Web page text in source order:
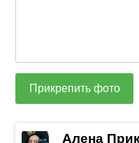
Прикрепить фото
Алена